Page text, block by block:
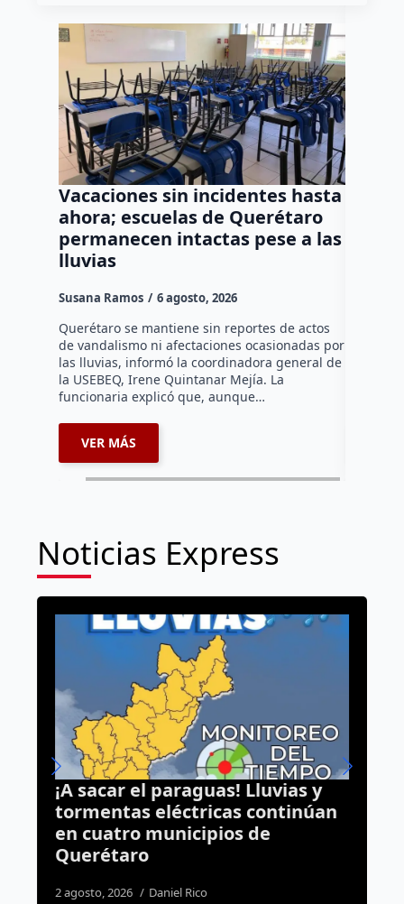
Vacaciones sin incidentes hasta
ahora; escuelas de Querétaro
permanecen intactas pese a las
lluvias
Susana Ramos 6 agosto, 2026
Querétaro se mantiene sin reportes de actos
de vandalismo ni afectaciones ocasionadas por
las lluvias, informó la coordinadora general de
la USEBEQ, Irene Quintanar Mejía. La
funcionaria explicó que, aunque…
VER MÁS
Noticias Express
¡A sacar el paraguas! Lluvias y
tormentas eléctricas continúan
en cuatro municipios de
Querétaro
2 agosto, 2026 Daniel Rico